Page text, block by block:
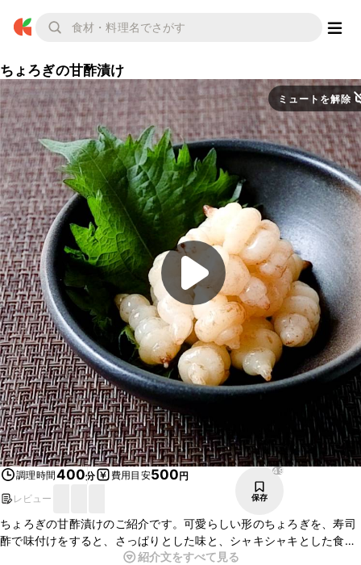
ちょろぎの甘酢漬け
ミュートを解除
調理時間400分 費用目安500円
レビュー
49
保存
ちょろぎの甘酢漬けのご紹介です。可愛らしい形のちょろぎを、寿司
酢で味付けをすると、さっぱりとした味と、シャキシャキとした食感
がとてもおいしいですよ。おせち料理にもぴったりなので、ぜひ作っ
紹介文をすべて見る